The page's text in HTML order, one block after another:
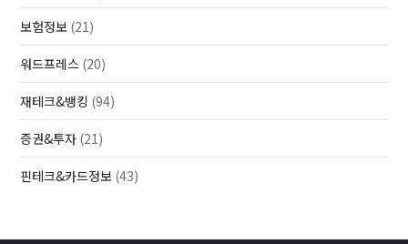
보험정보 (21)
워드프레스 (20)
재테크&뱅킹 (94)
증권&투자 (21)
핀테크&카드정보 (43)